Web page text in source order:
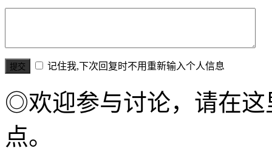
记住我,下次回复时不用重新输入个人信息
◎欢迎参与讨论，请在这
点。